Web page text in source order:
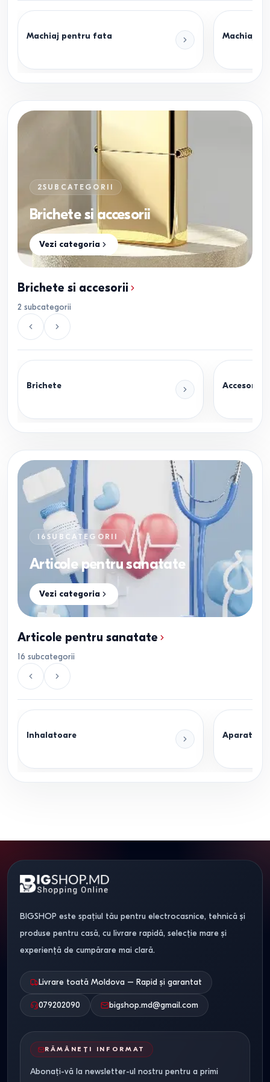
Machiaj pentru fata Machiaj
2SUBCATEGORII
Brichete si accesorii
Vezi categoria
Brichete si accesorii
2 subcategorii
Brichete Accesorii
16SUBCATEGORII
Articole pentru sanatate
Vezi categoria
Articole pentru sanatate
16 subcategorii
Inhalatoare Aparate
BIGSHOP este spațiul tău pentru electrocasnice, tehnică și
produse pentru casă, cu livrare rapidă, selecție mare și
experiență de cumpărare mai clară.
Livrare toată Moldova – Rapid și garantat
079202090 bigshop.md@gmail.com
RĂMÂNEȚI INFORMAT
Abonați-vă la newsletter-ul nostru pentru a primi